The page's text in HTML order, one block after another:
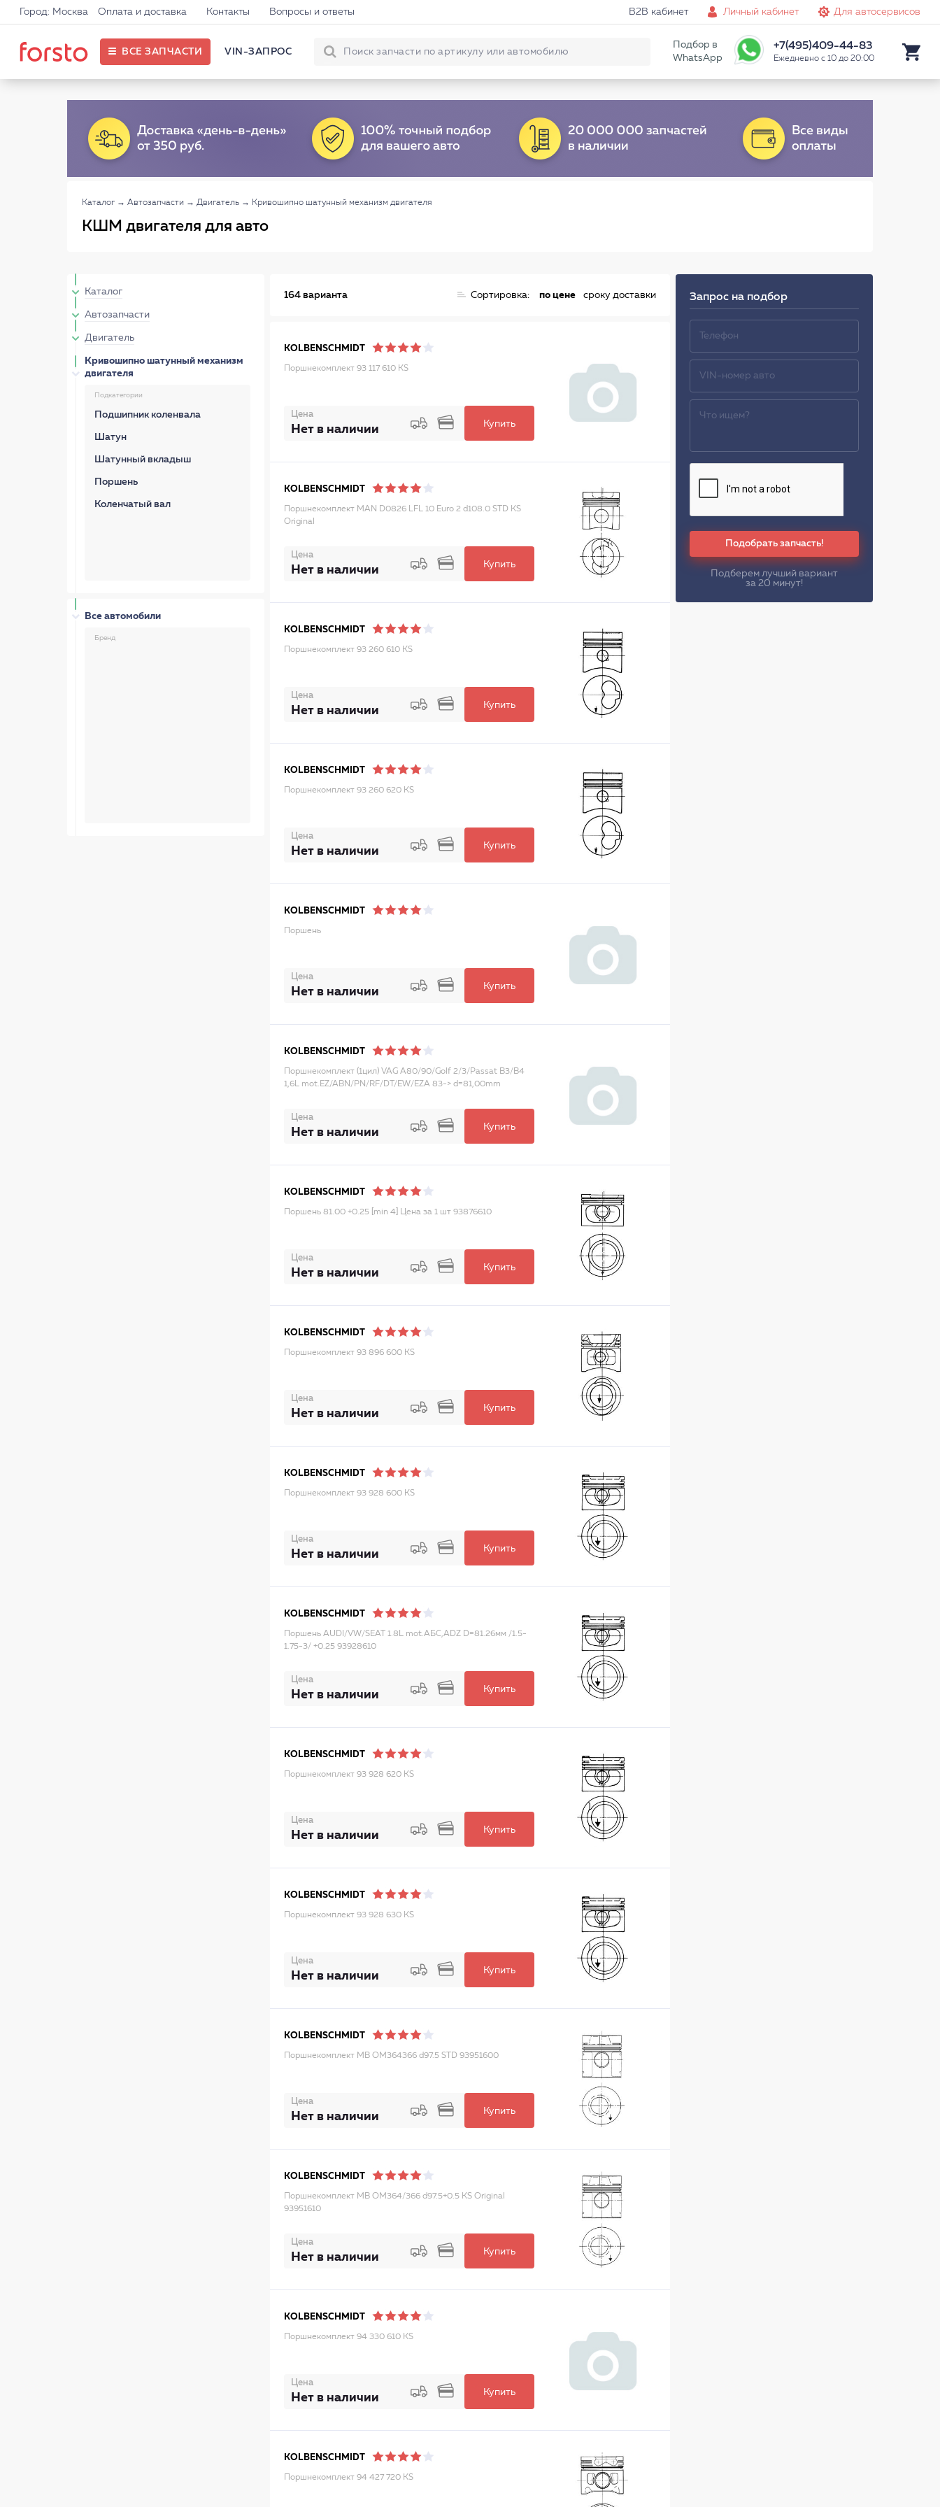
Город: Москва Оплата и доставка Контакты Вопросы и ответы B2B кабинет Личный кабинет Для автосервисов
ВСЕ ЗАПЧАСТИ VIN-ЗАПРОС
Подбор в
WhatsApp
+7(495)409-44-83
Ежедневно с 10 до 20:00
Каталог → Автозапчасти → Двигатель → Кривошипно шатунный механизм двигателя
КШМ двигателя для авто
Каталог
Автозапчасти
Двигатель
Кривошипно шатунный механизм
двигателя
Подкатегории
Подшипник коленвала
Шатун
Шатунный вкладыш
Поршень
Коленчатый вал
Все автомобили
Бренд
164 варианта Сортировка: по цене сроку доставки
KOLBENSCHMIDT
Поршнекомплект 93 117 610 KS
Цена
Нет в наличии Купить
KOLBENSCHMIDT
Поршнекомплект MAN D0826 LFL 10 Euro 2 d108.0 STD KS
Original
Цена
Нет в наличии Купить
KOLBENSCHMIDT
Поршнекомплект 93 260 610 KS
Цена
Нет в наличии Купить
KOLBENSCHMIDT
Поршнекомплект 93 260 620 KS
Цена
Нет в наличии Купить
KOLBENSCHMIDT
Поршень
Цена
Нет в наличии Купить
KOLBENSCHMIDT
Поршнекомплект (1цил) VAG A80/90/Golf 2/3/Passat B3/B4
1,6L mot.EZ/ABN/PN/RF/DT/EW/EZA 83-> d=81,00mm
Цена
Нет в наличии Купить
KOLBENSCHMIDT
Поршень 81.00 +0.25 [min 4] Цена за 1 шт 93876610
Цена
Нет в наличии Купить
KOLBENSCHMIDT
Поршнекомплект 93 896 600 KS
Цена
Нет в наличии Купить
KOLBENSCHMIDT
Поршнекомплект 93 928 600 KS
Цена
Нет в наличии Купить
KOLBENSCHMIDT
Поршень AUDI/VW/SEAT 1.8L mot.АБС,ADZ D=81.26мм /1.5-
1.75-3/ +0.25 93928610
Цена
Нет в наличии Купить
KOLBENSCHMIDT
Поршнекомплект 93 928 620 KS
Цена
Нет в наличии Купить
KOLBENSCHMIDT
Поршнекомплект 93 928 630 KS
Цена
Нет в наличии Купить
KOLBENSCHMIDT
Поршнекомплект MB OM364366 d97.5 STD 93951600
Цена
Нет в наличии Купить
KOLBENSCHMIDT
Поршнекомплект MB OM364/366 d97.5+0.5 KS Original
93951610
Цена
Нет в наличии Купить
KOLBENSCHMIDT
Поршнекомплект 94 330 610 KS
Цена
Нет в наличии Купить
KOLBENSCHMIDT
Поршнекомплект 94 427 720 KS
Запрос на подбор
Подобрать запчасть!
Подберем лучший вариант
за 20 минут!